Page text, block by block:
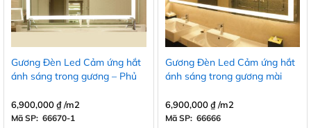
Gương Đèn Led Cảm ứng hắt
ánh sáng trong gương – Phủ
6,900,000₫/m2
Mã SP: 66670-1
Gương Đèn Led Cảm ứng hắt
ánh sáng trong gương mài
6,900,000₫/m2
Mã SP: 66666